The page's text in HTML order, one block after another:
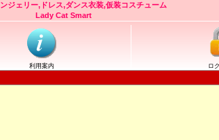
ジェリー,ドレス,ダンス衣装,仮装コスチューム
Lady Cat Smart
利用案内 ロ